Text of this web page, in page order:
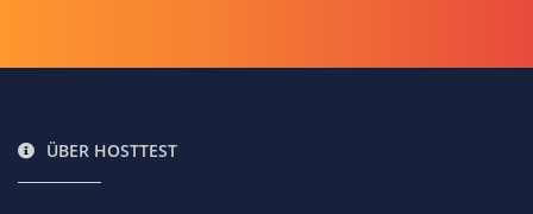
ÜBER HOSTTEST